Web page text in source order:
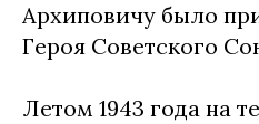
Архиповичу было
Героя Советского
Летом 1943 года на